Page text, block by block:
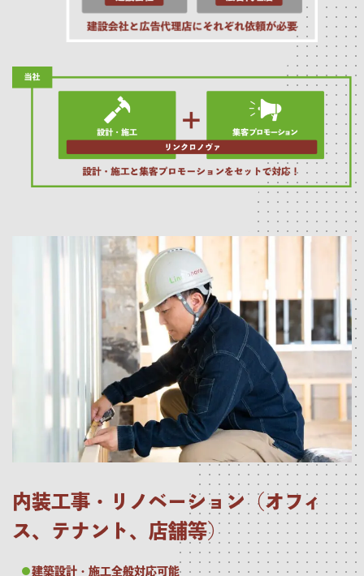
内装工事・リノベーション（オフィ
ス、テナント、店舗等）
建築設計・施工全般対応可能